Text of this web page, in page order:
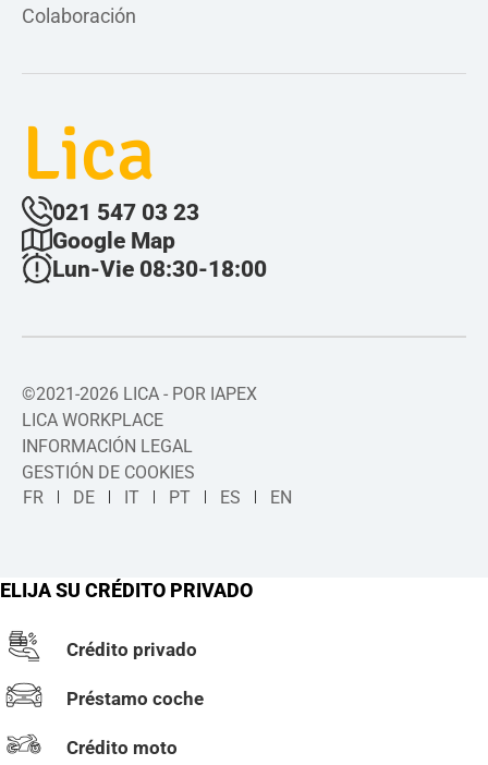
Colaboración
Lica
021 547 03 23
Google Map
Lun-Vie 08:30-18:00
©2021-2026 LICA - POR IAPEX
LICA WORKPLACE
INFORMACIÓN LEGAL
GESTIÓN DE COOKIES
FR
DE IT PT ES EN
ELIJA SU CRÉDITO PRIVADO
Crédito privado
Préstamo coche
Crédito moto